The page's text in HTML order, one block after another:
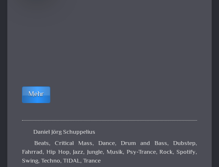
Mehr
Daniel Jörg Schuppelius
Beats, Critical Mass, Dance, Drum and Bass, Dubstep,
Fahrrad, Hip Hop,Jazz, Jungle, Musik, Psy-Trance,Rock, Spotify,
Swing,Techno,TIDAL,Trance